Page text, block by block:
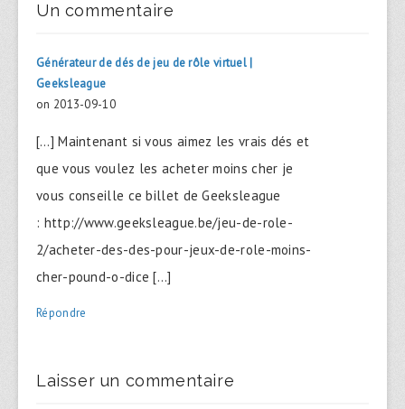
Un commentaire
Générateur de dés de jeu de rôle virtuel |
Geeksleague
on 2013-09-10
[…] Maintenant si vous aimez les vrais dés et
que vous voulez les acheter moins cher je
vous conseille ce billet de Geeksleague
: http://www.geeksleague.be/jeu-de-role-
2/acheter-des-des-pour-jeux-de-role-moins-
cher-pound-o-dice […]
Répondre
Laisser un commentaire